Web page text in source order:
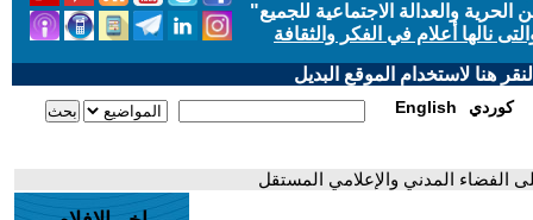
والعدالة الاجتماعية للجميع"
نالها أعلام في الفكر والثقافة
هنا لاستخدام الموقع البديل
English كوردي
المدني والإعلامي المستقل